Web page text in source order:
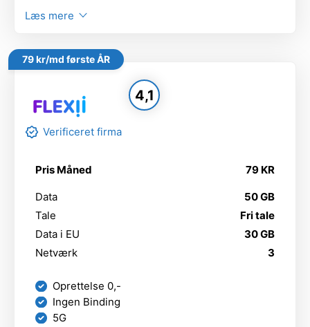
Læs mere
79 kr/md første ÅR
4,1
Verificeret firma
Pris Måned 79 KR
Data
50 GB
Tale
Fri tale
Data i EU
30 GB
Netværk
3
Oprettelse 0,-
Ingen Binding
5G